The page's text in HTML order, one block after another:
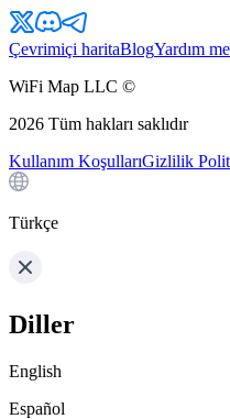
Çevrimiçi haritaBlogYardım
WiFi Map LLC ©
2026 Tüm hakları saklıdır
Kullanım KoşullarıGizlilik
Türkçe
Diller
English
Español